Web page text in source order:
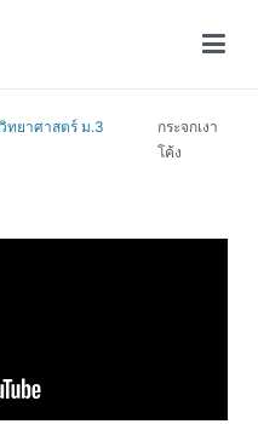
ทยาศาสตร์ ม.3
กระจกเงา
โค้ง